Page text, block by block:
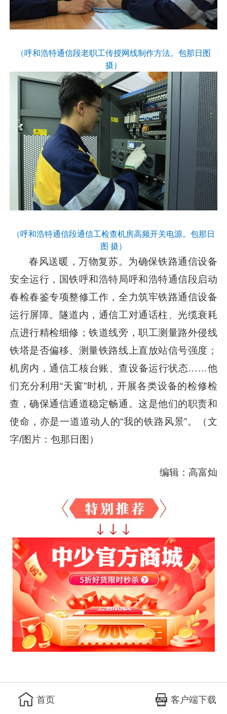
（呼和浩特通信段老职工传授网线制作方法。包那日图
摄）
（呼和浩特通信段通信工检查机房高频开关电源。包那日
图 摄）
春风送暖，万物复苏。为确保铁路通信设备
安全运行，国铁呼和浩特局呼和浩特通信段启动
春检春鉴专项整修工作，全力筑牢铁路通信设备
运行屏障。隧道内，通信工对通话柱、光缆衰耗
点进行精检细修；铁道线旁，职工测量路外侵线
铁塔是否偏移、测量铁路线上直放站信号强度；
机房内，通信工核台账、查设备运行状态……他
们充分利用“天窗”时机，开展各类设备的检修检
查，确保通信通道稳定畅通。这是他们的职责和
使命，亦是一道道动人的“我的铁路风景”。（文
字/图片：包那日图）
编辑：高富灿
首页 客户端下载